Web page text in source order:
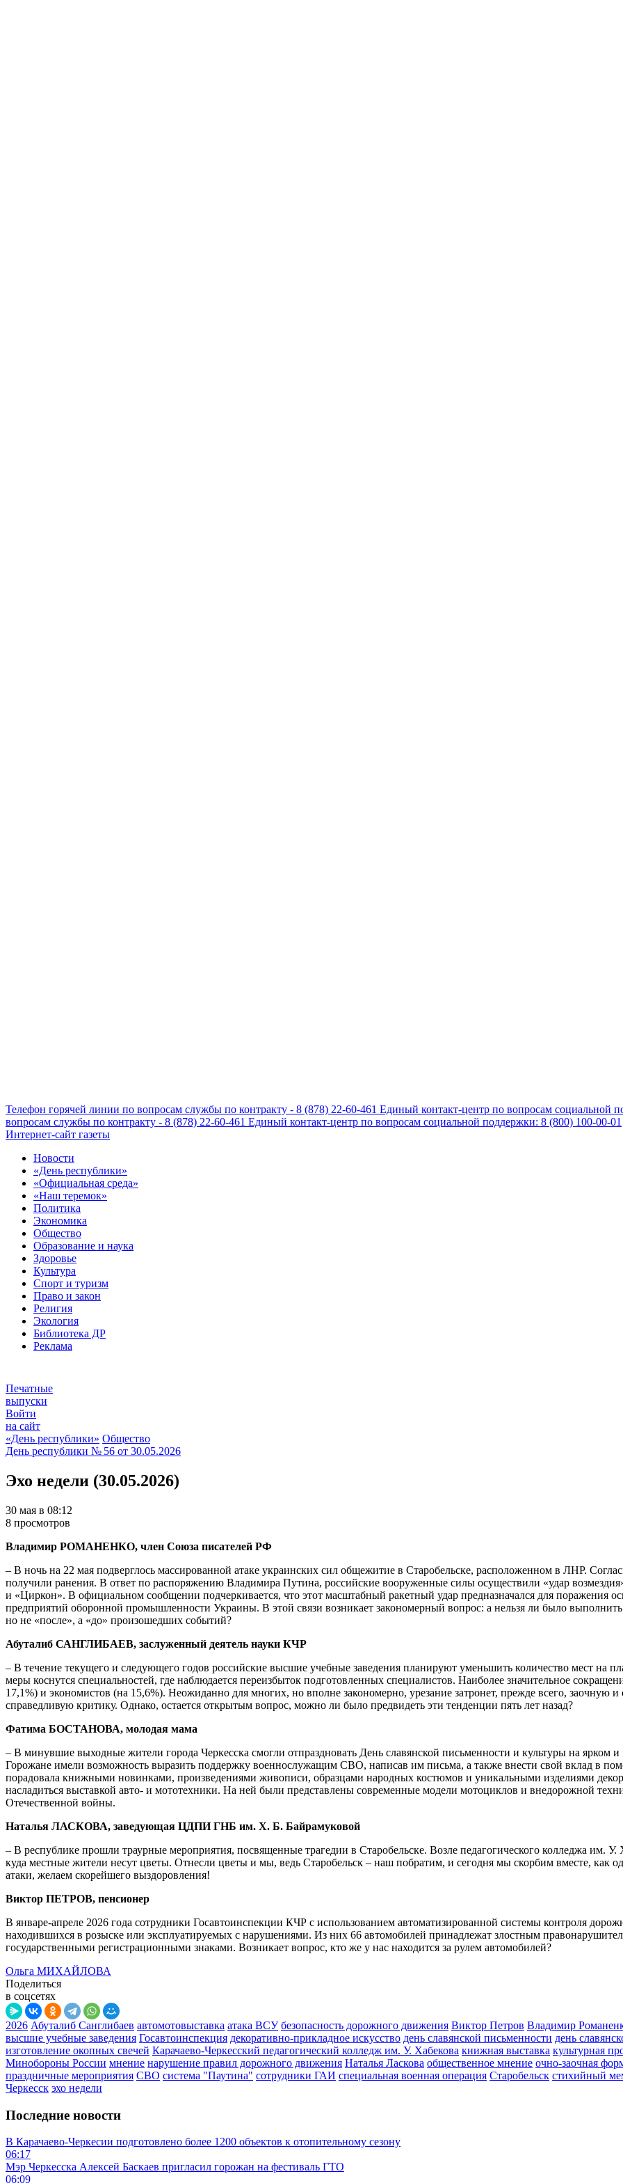
Телефон горячей линии по вопросам службы по контракту - 8 (878) 22-60-461 Единый контакт-центр по вопросам социальной
вопросам службы по контракту - 8 (878) 22-60-461 Единый контакт-центр по вопросам социальной поддержки: 8 (800) 100-00-01
Интернет-сайт газеты
Новости
«День республики»
«Официальная среда»
«Наш теремок»
Политика
Экономика
Общество
Образование и наука
Здоровье
Культура
Спорт и туризм
Право и закон
Религия
Экология
Библиотека ДР
Реклама
Печатные
выпуски
Войти
на сайт
«День республики» Общество
День республики № 56 от 30.05.2026
Эхо недели (30.05.2026)
30 мая в 08:12
8 просмотров
Владимир РОМАНЕНКО, член Союза писателей РФ
– В ночь на 22 мая подверглось массированной атаке украинских сил общежитие в Старобельске, расположенном в ЛНР.
получили ранения. В ответ по распоряжению Владимира Путина, российские вооруженные силы осуществили «удар
и «Циркон». В официальном сообщении подчеркивается, что этот масштабный ракетный удар предназначался для поражения
предприятий оборонной промышленности Украины. В этой связи возникает закономерный вопрос: а нельзя ли было
но не «после», а «до» произошедших событий?
Абуталиб САНГЛИБАЕВ, заслуженный деятель науки КЧР
– В течение текущего и следующего годов российские высшие учебные заведения планируют уменьшить количество мест на
меры коснутся специальностей, где наблюдается переизбыток подготовленных специалистов. Наиболее значительное
17,1%) и экономистов (на 15,6%). Неожиданно для многих, но вполне закономерно, урезание затронет, прежде всего, заочную
справедливую критику. Однако, остается открытым вопрос, можно ли было предвидеть эти тенденции пять лет назад?
Фатима БОСТАНОВА, молодая мама
– В минувшие выходные жители города Черкесска смогли отпраздновать День славянской письменности и культуры на
Горожане имели возможность выразить поддержку военнослужащим СВО, написав им письма, а также внести свой вклад в
порадовала книжными новинками, произведениями живописи, образцами народных костюмов и уникальными изделиями
насладиться выставкой авто- и мототехники. На ней были представлены современные модели мотоциклов и внедорожной
Отечественной войны.
Наталья ЛАСКОВА, заведующая ЦДПИ ГНБ им. Х. Б. Байрамуковой
– В республике прошли траурные мероприятия, посвященные трагедии в Старобельске. Возле педагогического колледжа им.
куда местные жители несут цветы. Отнесли цветы и мы, ведь Старобельск – наш побратим, и сегодня мы скорбим вместе, как
атаки, желаем скорейшего выздоровления!
Виктор ПЕТРОВ, пенсионер
В январе-апреле 2026 года сотрудники Госавтоинспекции КЧР с использованием автоматизированной системы контроля
находившихся в розыске или эксплуатируемых с нарушениями. Из них 66 автомобилей принадлежат злостным
государственными регистрационными знаками. Возникает вопрос, кто же у нас находится за рулем автомобилей?
Ольга МИХАЙЛОВА
Поделиться
в соцсетях
2026 Абуталиб Санглибаев автомотовыставка атака ВСУ безопасность дорожного движения Виктор Петров Владимир
высшие учебные заведения Госавтоинспекция декоративно-прикладное искусство день славянской письменности день
изготовление окопных свечей Карачаево-Черкесский педагогический колледж им. У. Хабекова книжная выставка культурная
Минобороны России мнение нарушение правил дорожного движения Наталья Ласкова общественное мнение очно-заочная
праздничные мероприятия СВО система "Паутина" сотрудники ГАИ специальная военная операция Старобельск стихийный
Черкесск эхо недели
Последние новости
В Карачаево-Черкесии подготовлено более 1200 объектов к отопительному сезону
06:17
Мэр Черкесска Алексей Баскаев пригласил горожан на фестиваль ГТО
06:09